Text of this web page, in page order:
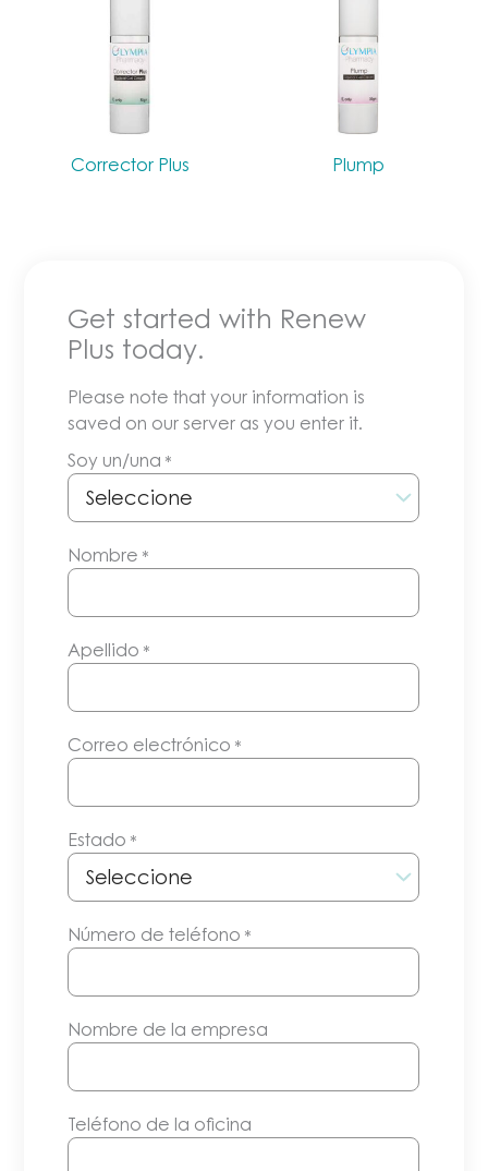
Corrector Plus Plump
Get started with Renew
Plus today.
Please note that your information is
saved on our server as you enter it.
Soy un/una *
Nombre *
Apellido *
Correo electrónico *
Estado *
Número de teléfono *
Nombre de la empresa
Teléfono de la oficina